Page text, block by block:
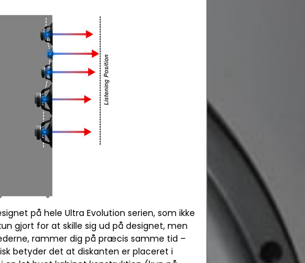
på hele Ultra Evolution serien, som ikke
gjort for at skille sig ud på designet, men
rammer dig på præcis samme tid –
betyder det at diskanten er placeret i